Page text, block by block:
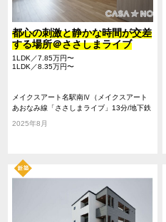
都心の刺激と静かな時間が交差
する場所＠ささしまライブ
1LDK／7.85万円〜
1LDK／8.35万円〜
メイクスアート名駅南Ⅳ（メイクスアート
メイエキミナミⅣ）
あおなみ線「ささしまライブ」13分/地下鉄
「山王」14分
2025年8月